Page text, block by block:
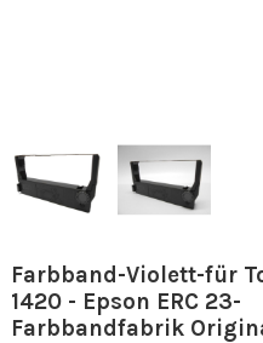
Farbband-Violett-für
1420 - Epson ERC 23-
Farbbandfabrik